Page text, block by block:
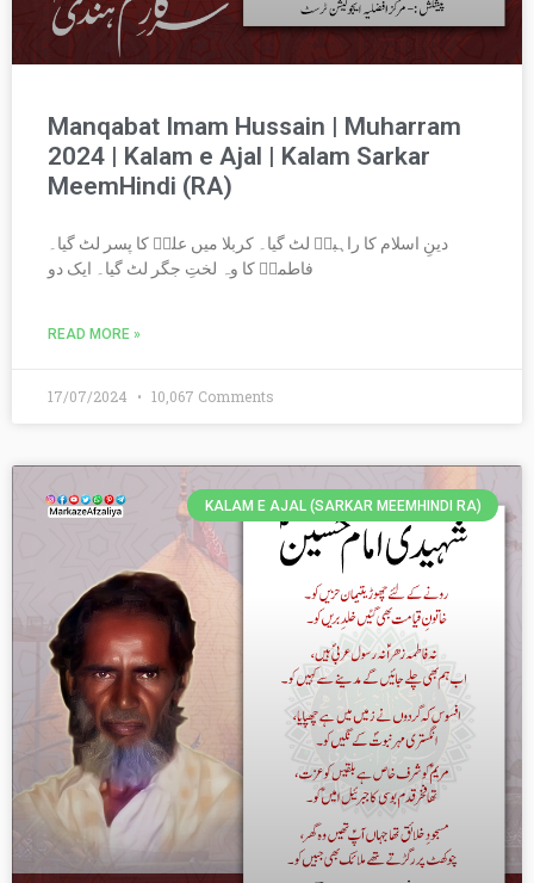
Manqabat Imam Hussain | Muharram
2024 | Kalam e Ajal | Kalam Sarkar
MeemHindi (RA)
دینِ اسلام کا راہبرؑ لٹ گیا۔ کربلا میں علیؑ کا پسر لٹ گیا۔
فاطمہؑ کا وہ لختِ جگر لٹ گیا۔ ایک دو
READ MORE »
17/07/2024 10,067 Comments
KALAM E AJAL (SARKAR MEEMHINDI RA)